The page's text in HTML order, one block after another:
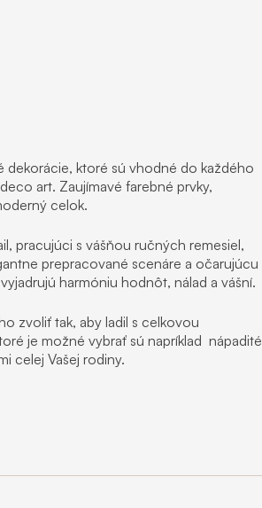
dekorácie, ktoré sú vhodné do každého
art. Zaujímavé farebné prvky,
celok.
pracujúci s vášňou ručných remesiel,
prepracované scenáre a očarujúcu
harmóniu hodnôt, nálad a vášní.
zvoliť tak, aby ladil s celkovou
je možné vybrať sú napríklad nápadité
celej Vašej rodiny.